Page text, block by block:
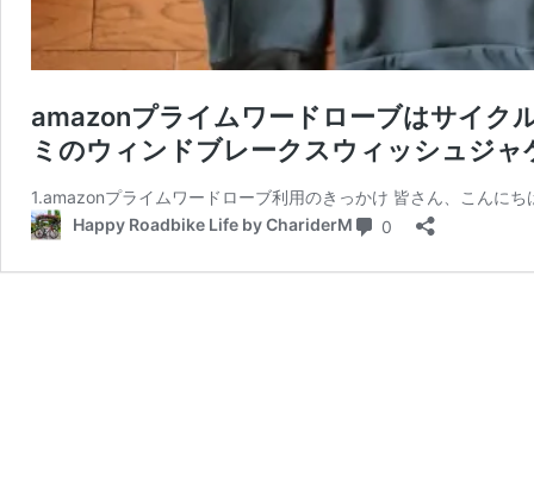
amazonプライムワードローブはサイク
ミのウィンドブレークスウィッシュジャ
1.amazonプライムワードローブ利用のきっかけ 皆さん、こんに
Happy Roadbike Life by ChariderM
0 コメント